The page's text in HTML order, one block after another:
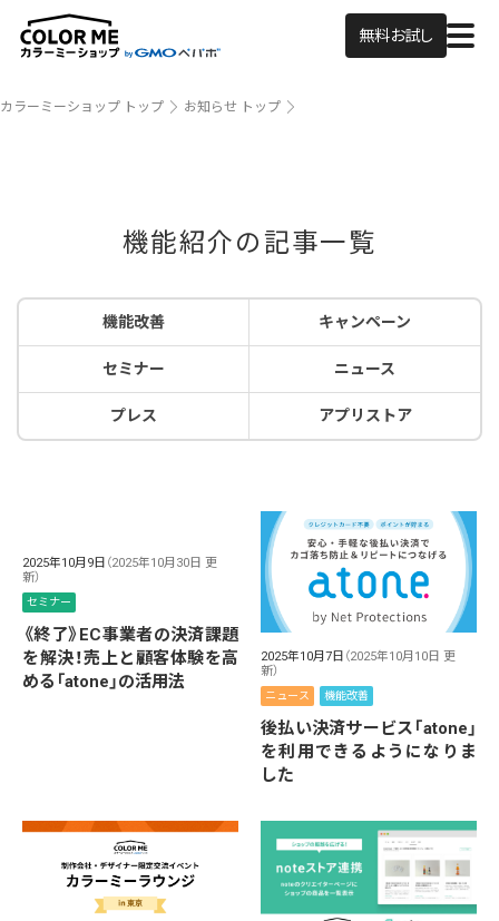
無料お試し
カラーミーショップ トップ お知らせ トップ
機能紹介の記事一覧
機能改善 キャンペーン
セミナー ニュース
プレス アプリストア
2025年10月9日 （2025年10月30日 更
新）
セミナー
《終了》EC事業者の決済課題
を解決！売上と顧客体験を高
める「atone」の活用法
2025年10月7日 （2025年10月10日 更
新）
ニュース 機能改善
後払い決済サービス「atone」
を利用できるようになりま
した